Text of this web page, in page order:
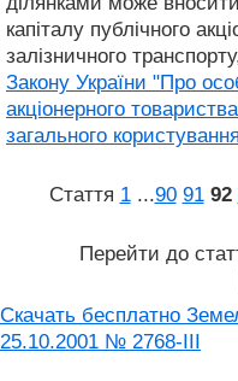
капіталу публічного
залізничного
Закону України "Про
акціонерного
загального
Стаття 1 ...90 91 92
Перейти до
Скачать бесплатно
25.10.2001 № 2768-III